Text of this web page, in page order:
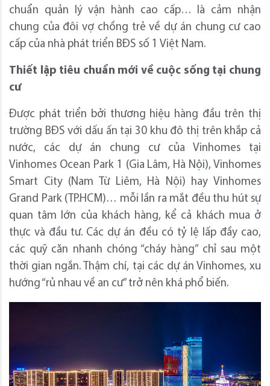
chuẩn quản lý vận hành cao cấp… là cảm nhận
chung của đôi vợ chồng trẻ về dự án chung cư cao
cấp của nhà phát triển BĐS số 1 Việt Nam.
Thiết lập tiêu chuẩn mới về cuộc sống tại chung
cư
Được phát triển bởi thương hiệu hàng đầu trên thị
trường BĐS với dấu ấn tại 30 khu đô thị trên khắp cả
nước, các dự án chung cư của Vinhomes tại
Vinhomes Ocean Park 1 (Gia Lâm, Hà Nội), Vinhomes
Smart City (Nam Từ Liêm, Hà Nội) hay Vinhomes
Grand Park (TP.HCM)… mỗi lần ra mắt đều thu hút sự
quan tâm lớn của khách hàng, kể cả khách mua ở
thực và đầu tư. Các dự án đều có tỷ lệ lấp đầy cao,
các quỹ căn nhanh chóng “cháy hàng” chỉ sau một
thời gian ngắn. Thậm chí, tại các dự án Vinhomes, xu
hướng “rủ nhau về an cư” trở nên khá phổ biến.